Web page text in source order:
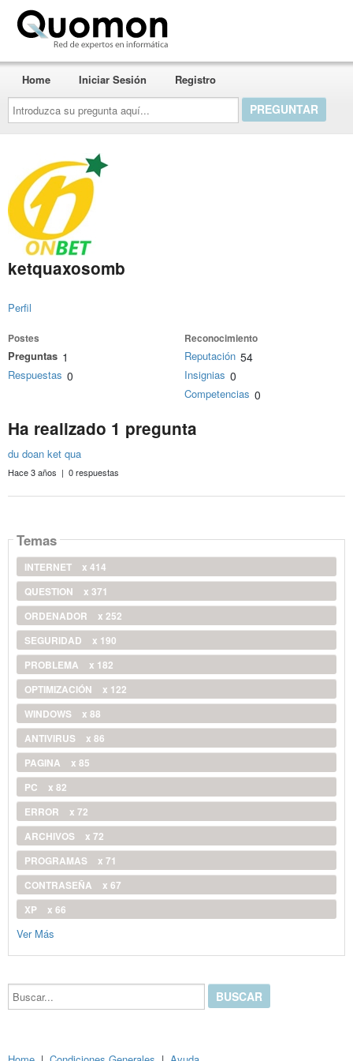
Introduzca
su
pregunta
aquí...
Home Iniciar Sesión Registro
ketquaxosomb
Perfil
Postes
Preguntas 1
Respuestas 0
Reconocimiento
Reputación 54
Insignias 0
Competencias 0
Ha realizado 1 pregunta
du doan ket qua
Hace 3 años | 0 respuestas
Temas
INTERNET
x 414
QUESTION
x 371
ORDENADOR
x 252
SEGURIDAD
x 190
PROBLEMA
x 182
OPTIMIZACIÓN
x 122
WINDOWS
x 88
ANTIVIRUS
x 86
PAGINA
x 85
PC
x 82
ERROR
x 72
ARCHIVOS
x 72
PROGRAMAS
x 71
CONTRASEÑA
x 67
XP
x 66
Ver Más
Buscar...